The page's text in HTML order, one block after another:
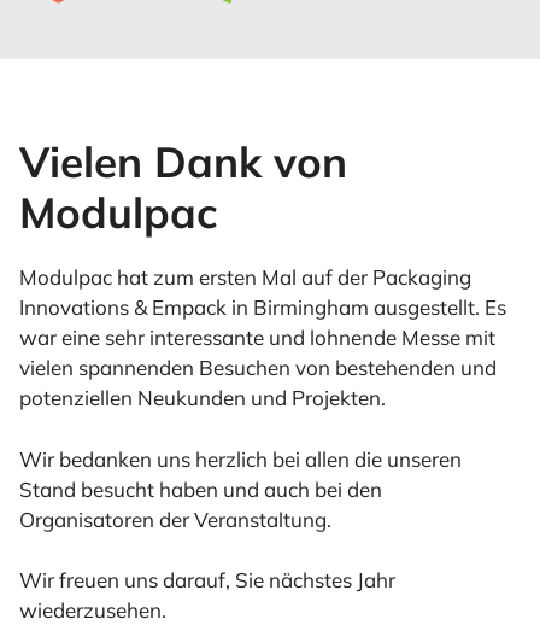
Vielen Dank von
Modulpac
Modulpac hat zum ersten Mal auf der Packaging
Innovations & Empack in Birmingham ausgestellt. Es
war eine sehr interessante und lohnende Messe mit
vielen spannenden Besuchen von bestehenden und
potenziellen Neukunden und Projekten.
Wir bedanken uns herzlich bei allen die unseren
Stand besucht haben und auch bei den
Organisatoren der Veranstaltung.
Wir freuen uns darauf, Sie nächstes Jahr
wiederzusehen.